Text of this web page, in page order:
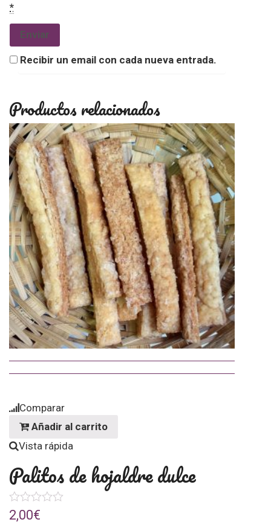
*
Recibir un email con cada nueva entrada.
Productos relacionados
Comparar
Añadir al carrito
Vista rápida
Palitos de hojaldre dulce
0
out
2,00€